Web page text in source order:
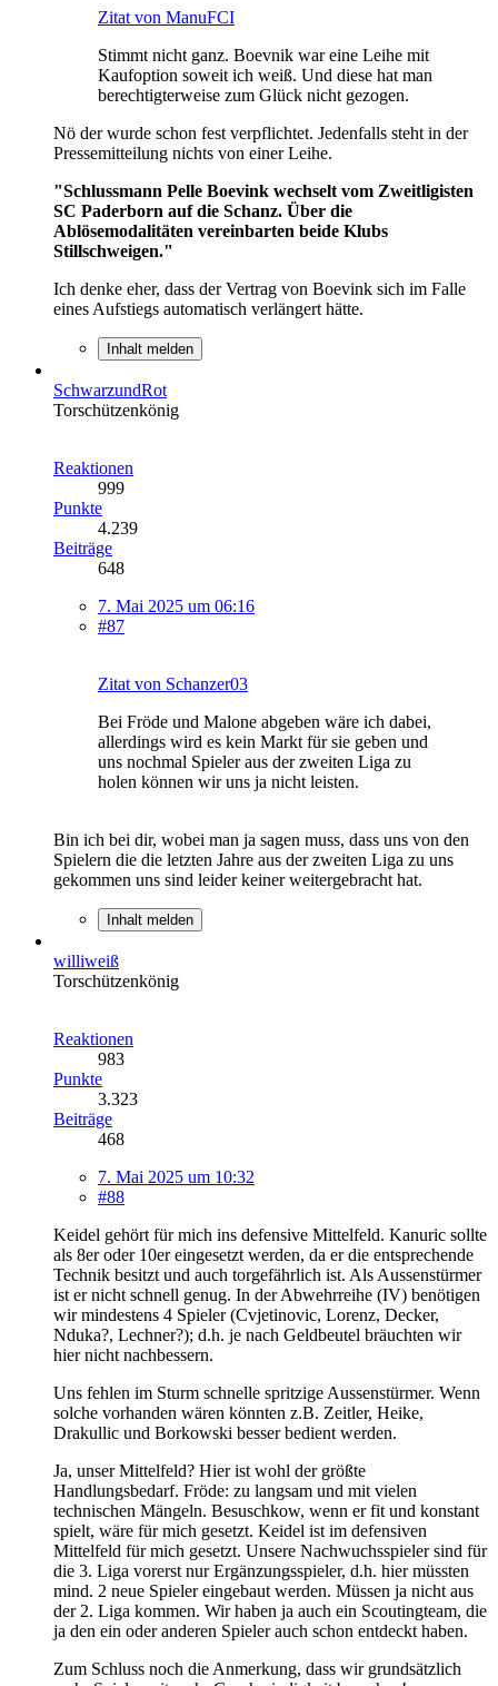
Zitat von ManuFCI
Stimmt nicht ganz. Boevnik war eine Leihe mit
Kaufoption soweit ich weiß. Und diese hat man
berechtigterweise zum Glück nicht gezogen.
Nö der wurde schon fest verpflichtet. Jedenfalls steht in der
Pressemitteilung nichts von einer Leihe.
"Schlussmann Pelle Boevink wechselt vom Zweitligisten
SC Paderborn auf die Schanz. Über die
Ablösemodalitäten vereinbarten beide Klubs
Stillschweigen."
Ich denke eher, dass der Vertrag von Boevink sich im Falle
eines Aufstiegs automatisch verlängert hätte.
Inhalt melden
SchwarzundRot
Torschützenkönig
Reaktionen
999
Punkte
4.239
Beiträge
648
7. Mai 2025 um 06:16
#87
Zitat von Schanzer03
Bei Fröde und Malone abgeben wäre ich dabei,
allerdings wird es kein Markt für sie geben und
uns nochmal Spieler aus der zweiten Liga zu
holen können wir uns ja nicht leisten.
Bin ich bei dir, wobei man ja sagen muss, dass uns von den
Spielern die die letzten Jahre aus der zweiten Liga zu uns
gekommen uns sind leider keiner weitergebracht hat.
Inhalt melden
williweiß
Torschützenkönig
Reaktionen
983
Punkte
3.323
Beiträge
468
7. Mai 2025 um 10:32
#88
Keidel gehört für mich ins defensive Mittelfeld. Kanuric sollte
als 8er oder 10er eingesetzt werden, da er die entsprechende
Technik besitzt und auch torgefährlich ist. Als Aussenstürmer
ist er nicht schnell genug. In der Abwehrreihe (IV) benötigen
wir mindestens 4 Spieler (Cvjetinovic, Lorenz, Decker,
Nduka?, Lechner?); d.h. je nach Geldbeutel bräuchten wir
hier nicht nachbessern.
Uns fehlen im Sturm schnelle spritzige Aussenstürmer. Wenn
solche vorhanden wären könnten z.B. Zeitler, Heike,
Drakullic und Borkowski besser bedient werden.
Ja, unser Mittelfeld? Hier ist wohl der größte
Handlungsbedarf. Fröde: zu langsam und mit vielen
technischen Mängeln. Besuschkow, wenn er fit und konstant
spielt, wäre für mich gesetzt. Keidel ist im defensiven
Mittelfeld für mich gesetzt. Unsere Nachwuchsspieler sind für
die 3. Liga vorerst nur Ergänzungsspieler, d.h. hier müssten
mind. 2 neue Spieler eingebaut werden. Müssen ja nicht aus
der 2. Liga kommen. Wir haben ja auch ein Scoutingteam, die
ja den ein oder anderen Spieler auch schon entdeckt haben.
Zum Schluss noch die Anmerkung, dass wir grundsätzlich